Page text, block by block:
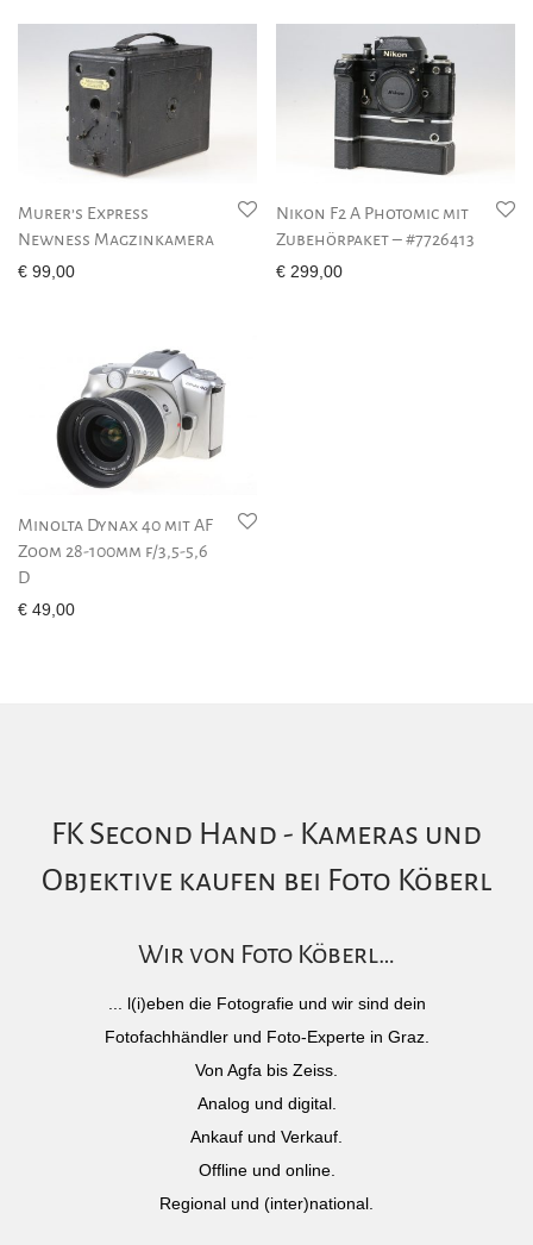
Murer’s Express
Newness Magzinkamera
€ 99,00
Nikon F2 A Photomic mit
Zubehörpaket – #7726413
€ 299,00
Minolta Dynax 40 mit AF
Zoom 28-100mm f/3,5-5,6
D
€ 49,00
FK Second Hand - Kameras und
Objektive kaufen bei Foto Köberl
Wir von Foto Köberl…
... l(i)eben die Fotografie und wir sind dein
Fotofachhändler und Foto-Experte in Graz.
Von Agfa bis Zeiss.
Analog und digital.
Ankauf und Verkauf.
Offline und online.
Regional und (inter)national.